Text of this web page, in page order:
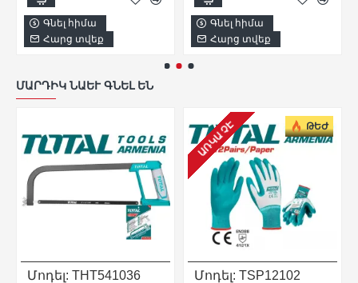
Գնել հիմա
Հարց տվեք
Գնել հիմա
Հարց տվեք
ՄԱՐԴԻԿ ՆԱԵՒ ԳՆԵԼ ԵՆ
Մոդել: THT541036
ԹԵԺ
ԱՌԿԱ ՉԷ
Մոդել: TSP12102